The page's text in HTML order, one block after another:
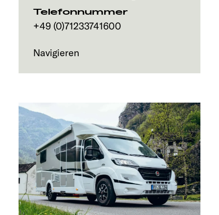
Telefonnummer
+49 (0)71233741600
Navigieren